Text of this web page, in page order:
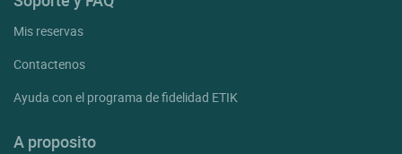
Mis reservas
Contactenos
Ayuda con el programa de fidelidad ETIK
A proposito